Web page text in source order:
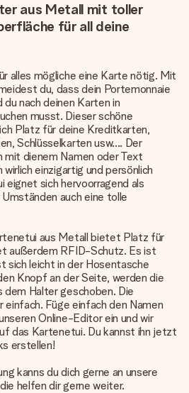
aus Metall mit toller
für all deine
alles mögliche eine Karte nötig. Mit
du, dass dein Portemonnaie
nach deinen Karten in
musst. Dieser schöne
Platz für deine Kreditkarten,
Schlüsselkarten usw.... Der
dienem Namen oder Text
einzigartig und persönlich
sich hervoorragend als
auch eine tolle
aus Metall bietet Platz für
außerdem RFID-Schutz. Es ist
sich leicht in der Hosentasche
Knopf an der Seite, werden die
dem Halter geschoben. Die
einfach. Füge einfach den Namen
Online-Editor ein und wir
das Kartenetui. Du kannst ihn jetzt
erstellen!
kanns du dich gerne an unsere
helfen dir gerne weiter.